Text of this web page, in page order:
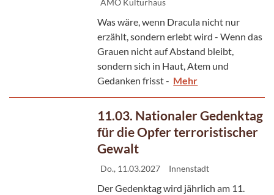
Was wäre, wenn Dracula nicht nur
erzählt, sondern erlebt wird - Wenn das
Grauen nicht auf Abstand bleibt,
sondern sich in Haut, Atem und
Gedanken frisst - Mehr
11.03. Nationaler Gedenktag
für die Opfer terroristischer
Gewalt
Do., 11.03.2027 Innenstadt
Der Gedenktag wird jährlich am 11.